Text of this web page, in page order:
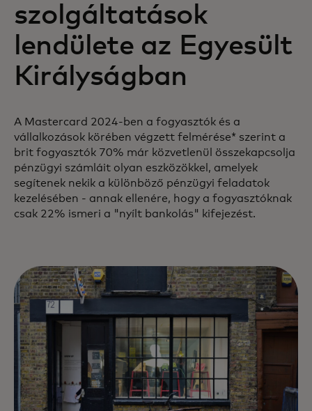
szolgáltatások
lendülete az Egyesült
Királyságban
A Mastercard 2024-ben a fogyasztók és a
vállalkozások körében végzett felmérése* szerint a
brit fogyasztók 70% már közvetlenül összekapcsolja
pénzügyi számláit olyan eszközökkel, amelyek
segítenek nekik a különböző pénzügyi feladatok
kezelésében - annak ellenére, hogy a fogyasztóknak
csak 22% ismeri a "nyílt bankolás" kifejezést.